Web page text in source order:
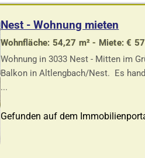
Nest - Wohnung mieten
Wohnfläche: 54,27 m² - Miete: €
Wohnung in 3033 Nest - Mitten im
Balkon in Altlengbach/Nest. Es
...
Gefunden auf dem